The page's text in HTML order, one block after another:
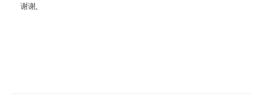
谢谢。